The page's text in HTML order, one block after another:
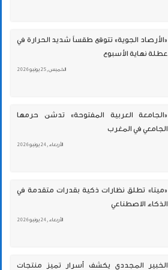
«الأرصاد الجوية» تتوقع طقساً شديد الحرارة في
عطلة نهاية الأسبوع
الخميس , 25 يونيو 2026
«الجامعة العربية المفتوحة» تدشن حرمها
الجامعي في المغرب
الأربعاء , 24 يونيو 2026
«ميتا» تطلق نظارات ذكية بقدرات متقدمة في
الذكاء الاصطناعي
الأربعاء , 24 يونيو 2026
الخبير المجددي يكشف أسرار تميز منتجات